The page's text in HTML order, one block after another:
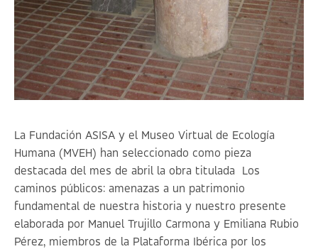
La Fundación ASISA y el Museo Virtual de Ecología
Humana (MVEH) han seleccionado como pieza
destacada del mes de abril la obra titulada
Los
caminos públicos: amenazas a un patrimonio
fundamental de nuestra historia y nuestro presente
elaborada por Manuel Trujillo Carmona y Emiliana Rubio
Pérez, miembros de la Plataforma Ibérica por los